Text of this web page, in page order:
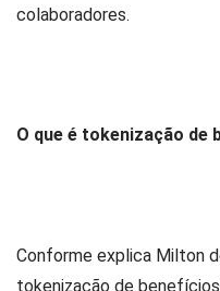
colaboradores.
O que é tokenização
Conforme explica Milton
tokenização de